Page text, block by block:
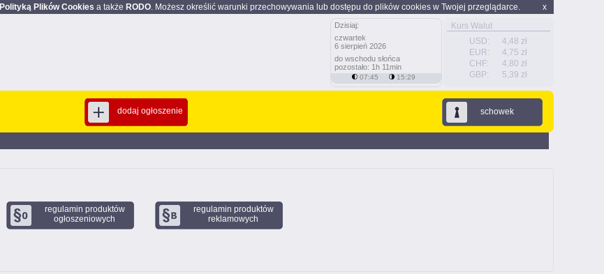
x
Polityką Plików Cookies a także RODO. Możesz określić warunki przechowywania lub dostępu do plików cookies w Twojej przeglądarce.
Kurs Walut
USD:
4,48 zł
EUR:
4,75 zł
CHF:
4,80 zł
GBP:
5,39 zł
Dzisiaj:
czwartek
6 sierpień 2026
do wschodu słońca
pozostało: 1h 11min
07:45 15:29
schowek
dodaj ogłoszenie
regulamin produktów
ogłoszeniowych
regulamin produktów
reklamowych